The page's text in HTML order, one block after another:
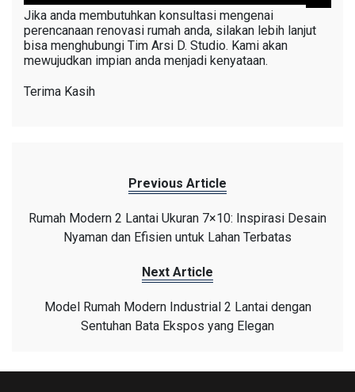
Jika anda membutuhkan konsultasi mengenai
perencanaan renovasi rumah anda, silakan lebih lanjut
bisa menghubungi Tim Arsi D. Studio. Kami akan
mewujudkan impian anda menjadi kenyataan.
Terima Kasih
Previous Article
Rumah Modern 2 Lantai Ukuran 7×10: Inspirasi Desain
Nyaman dan Efisien untuk Lahan Terbatas
Next Article
Model Rumah Modern Industrial 2 Lantai dengan
Sentuhan Bata Ekspos yang Elegan